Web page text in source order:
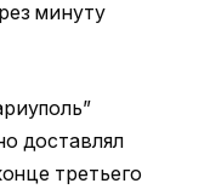
минуту
доставлял
третьего